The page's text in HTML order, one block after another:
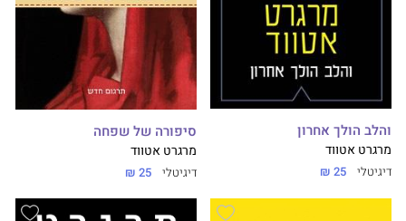
והלב הולך אחרון
מרגרט אטווד
דיגיטלי 25 ₪
סיפורה של שפחה
מרגרט אטווד
דיגיטלי 25 ₪